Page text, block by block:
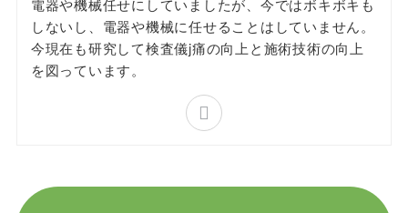
しないし、電器や機械に任せることはしていません。
今現在も研究して検査儀j痛の向上と施術技術の向上
を図っています。